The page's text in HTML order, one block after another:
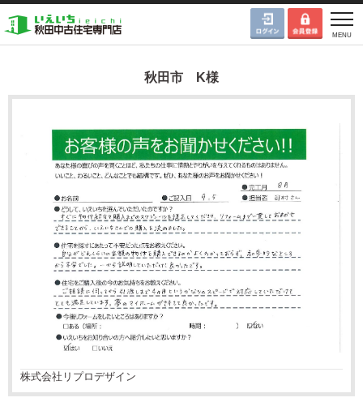
秋田市 K様
株式会社リプロデザイン